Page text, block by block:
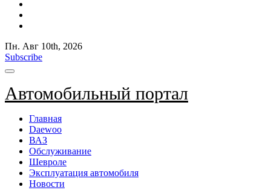
Пн. Авг 10th, 2026
Subscribe
Автомобильный портал
Главная
Daewoo
ВАЗ
Обслуживание
Шевроле
Эксплуатация автомобиля
Новости